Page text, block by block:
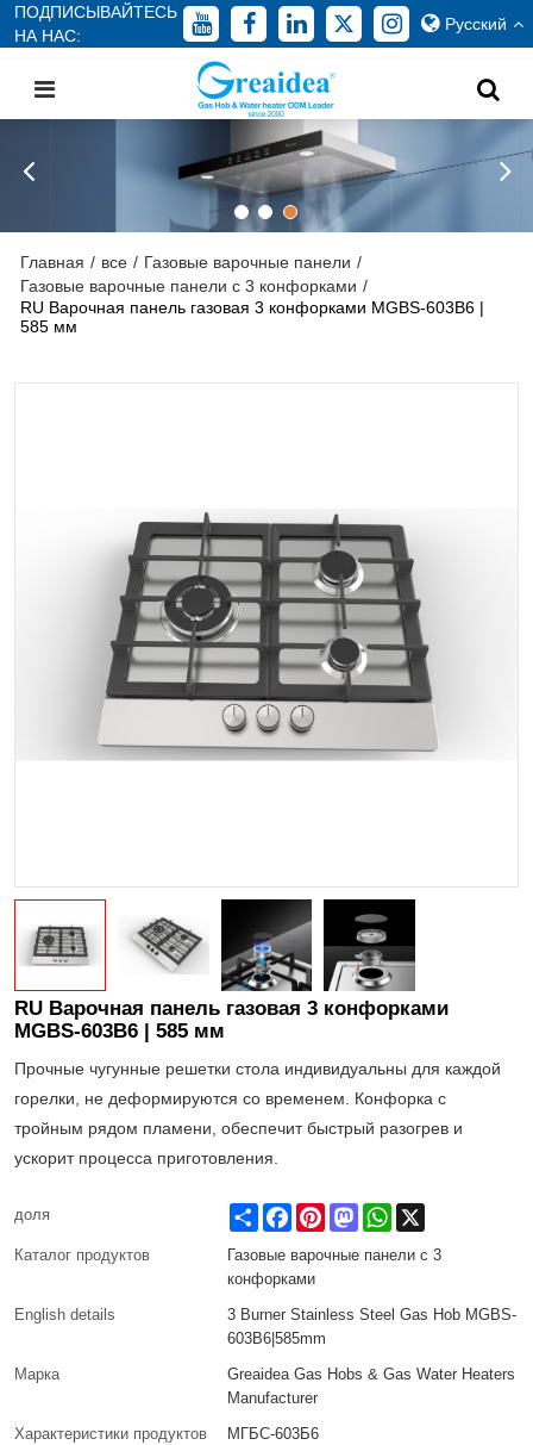
ПОДПИСЫВАЙТЕСЬ
НА НАС:
Русский
Главная / все / Газовые варочные панели /
Газовые варочные панели с 3 конфорками /
RU Варочная панель газовая 3 конфорками MGBS-603B6 |
585 мм
RU Варочная панель газовая 3 конфорками
MGBS-603B6 | 585 мм
Прочные чугунные решетки стола индивидуальны для каждой
горелки, не деформируются со временем. Конфорка с
тройным рядом пламени, обеспечит быстрый разогрев и
ускорит процесса приготовления.
доля ShareFacebookPinterestMastodonWhatsApp
Каталог продуктов
Газовые варочные панели с 3
конфорками
English details
3 Burner Stainless Steel Gas Hob MGBS-
603B6|585mm
Марка
Greaidea Gas Hobs & Gas Water Heaters
Manufacturer
Характеристики продуктов
МГБС-603Б6